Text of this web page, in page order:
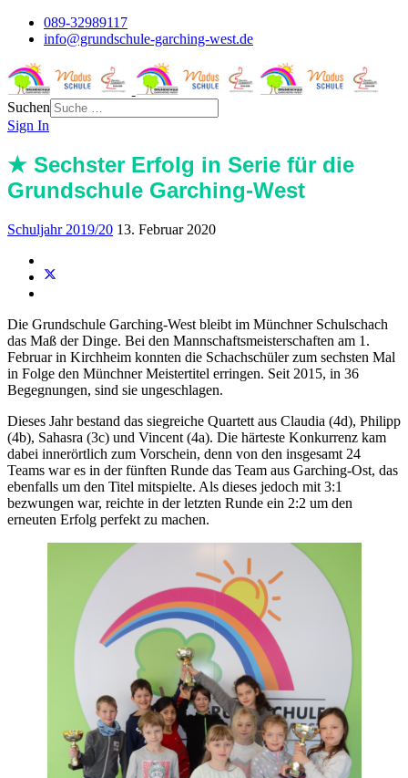
089-32989117
info@grundschule-garching-west.de
Suchen
Sign In
★ Sechster Erfolg in Serie für die
Grundschule Garching-West
Schuljahr 2019/20 13. Februar 2020
Die Grundschule Garching-West bleibt im Münchner Schulschach
das Maß der Dinge. Bei den Mannschaftsmeisterschaften am 1.
Februar in Kirchheim konnten die Schachschüler zum sechsten Mal
in Folge den Münchner Meistertitel erringen. Seit 2015, in 36
Begegnungen, sind sie ungeschlagen.
Dieses Jahr bestand das siegreiche Quartett aus Claudia (4d), Philipp
(4b), Sahasra (3c) und Vincent (4a). Die härteste Konkurrenz kam
dabei innerörtlich zum Vorschein, denn von den insgesamt 24
Teams war es in der fünften Runde das Team aus Garching-Ost, das
ebenfalls um den Titel mitspielte. Als dieses jedoch mit 3:1
bezwungen war, reichte in der letzten Runde ein 2:2 um den
erneuten Erfolg perfekt zu machen.